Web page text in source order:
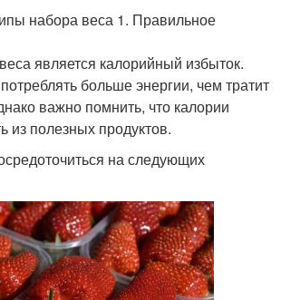
набора веса 1. Правильное
является калорийный избыток.
больше энергии, чем тратит
важно помнить, что калории
из полезных продуктов.
на следующих